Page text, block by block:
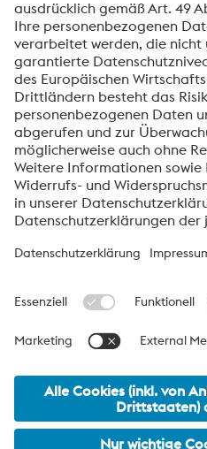
Ihrer Anfrage verarbeitet.
Verarbeitung Ihrer
Ihren Rechten finden Sie in
Datenschutzmitteilung.
voestalpine High
GmbH
Die voestalpine High
eine österreichische
Metals Division des voestalpine-
Produktsegmente und ist weltweit
Werkzeugstähle und
voestalpine Group
© 2026 voestalpine High
GmbH